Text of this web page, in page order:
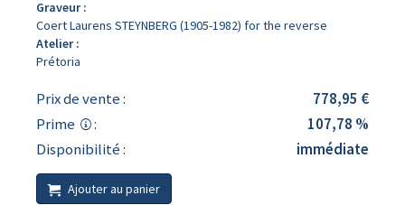
Graveur :
Coert Laurens STEYNBERG (1905-1982) for the reverse
Atelier :
Prétoria
Prix de vente :
778,95 €
Prime
:
107,78 %
Disponibilité :
immédiate
Ajouter au panier